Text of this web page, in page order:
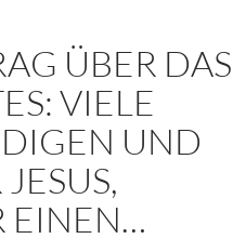
ÜBER DAS
VIELE
UND
EINEN…